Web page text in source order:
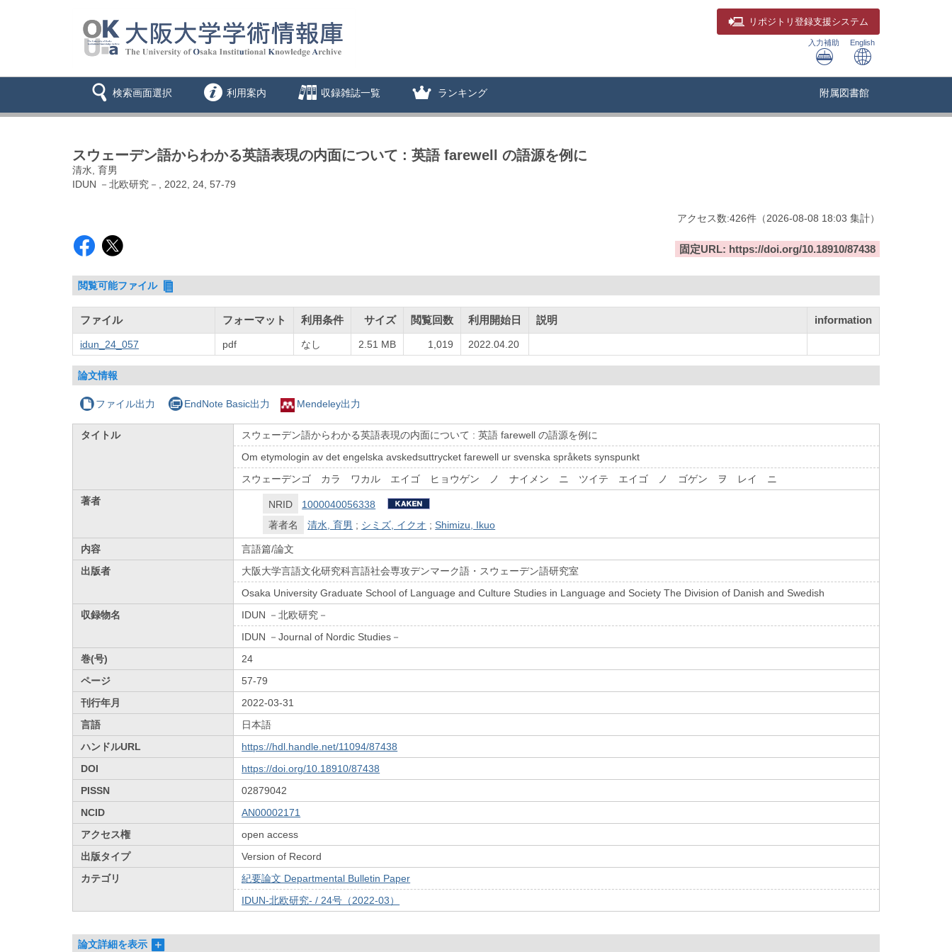
リポジトリ 登録支援システム
入力補助 English
検索画面選択 利用案内 収録雑誌一覧 ランキング 附属図書館
スウェーデン語からわかる英語表現の内面について : 英語 farewell の語源を例に
清水, 育男
IDUN －北欧研究－, 2022, 24, 57-79
アクセス数:426件 （2026-08-08 18:03 集計）
固定URL: https://doi.org/10.18910/87438
閲覧可能ファイル
ファイル フォーマット 利用条件 サイズ 閲覧回数 利用開始日 説明 information
idun_24_057 pdf なし 2.51 MB 1,019 2022.04.20
論文情報
ファイル出力 EndNote Basic出力 Mendeley出力
タイトル
スウェーデン語からわかる英語表現の内面について : 英語 farewell の語源を例に
Om etymologin av det engelska avskedsuttrycket farewell ur svenska språkets synspunkt
スウェーデンゴ カラ ワカル エイゴ ヒョウゲン ノ ナイメン ニ ツイテ エイゴ ノ ゴゲン ヲ レイ ニ
著者
NRID
1000040056338
著者名
清水, 育男 ; シミズ, イクオ ;Shimizu, Ikuo
内容
言語篇/論文
出版者
大阪大学言語文化研究科言語社会専攻デンマーク語・スウェーデン語研究室
Osaka University Graduate School of Language and Culture Studies in Language and Society The Division of Danish and Swedish
収録物名
IDUN －北欧研究－
IDUN －Journal of Nordic Studies－
巻(号)
24
ページ
57-79
刊行年月
2022-03-31
言語
日本語
ハンドルURL
https://hdl.handle.net/11094/87438
DOI
https://doi.org/10.18910/87438
PISSN
02879042
NCID
AN00002171
アクセス権
open access
出版タイプ
Version of Record
カテゴリ
紀要論文 Departmental Bulletin Paper
IDUN-北欧研究- / 24号（2022-03）
論文詳細を表示